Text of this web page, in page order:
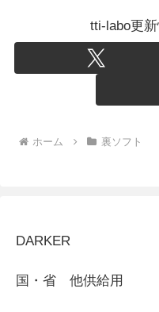
tti-labo更
ホーム 裏ソフト
DARKER
国・省 他供給用